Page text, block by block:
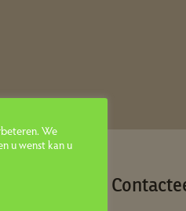
We
u wenst kan u